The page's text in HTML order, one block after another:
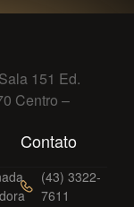
151 Ed.
Centro –
Contato
(43) 3322-
7611